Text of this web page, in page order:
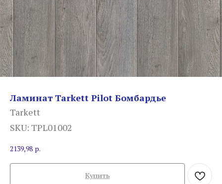
Ламинат Tarkett Pilot Бомбардье
Tarkett
SKU: TPL01002
2139,98 р.
Купить